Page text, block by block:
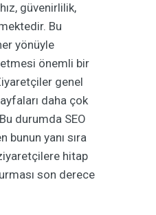
güvenirlilik,
Bu
yönüyle
önemli bir
genel
daha çok
durumda SEO
bunun yanı sıra
hitap
son derece